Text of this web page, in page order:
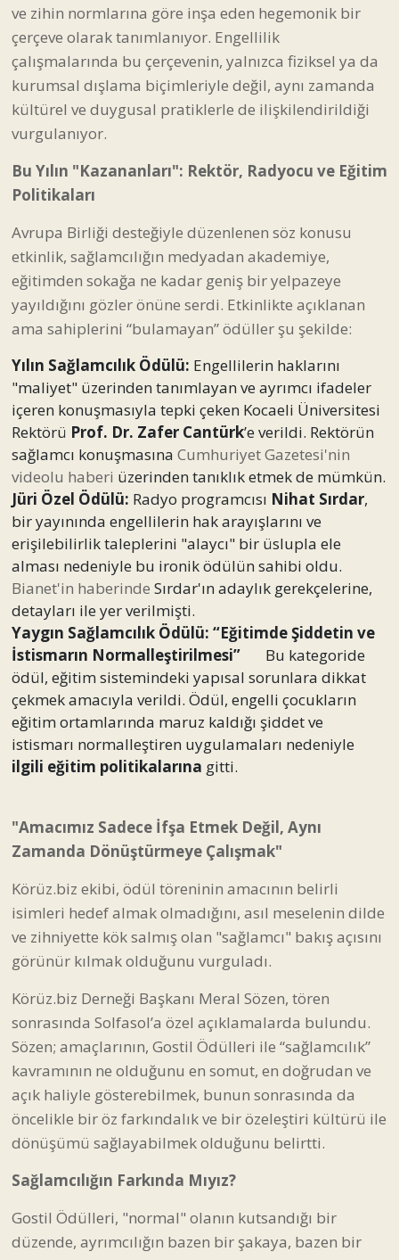
ve zihin normlarına göre inşa eden hegemonik bir
çerçeve olarak tanımlanıyor. Engellilik
çalışmalarında bu çerçevenin, yalnızca fiziksel ya da
kurumsal dışlama biçimleriyle değil, aynı zamanda
kültürel ve duygusal pratiklerle de ilişkilendirildiği
vurgulanıyor.
Bu Yılın "Kazananları": Rektör, Radyocu ve Eğitim
Politikaları
Avrupa Birliği desteğiyle düzenlenen söz konusu
etkinlik, sağlamcılığın medyadan akademiye,
eğitimden sokağa ne kadar geniş bir yelpazeye
yayıldığını gözler önüne serdi. Etkinlikte açıklanan
ama sahiplerini “bulamayan” ödüller şu şekilde:
Yılın Sağlamcılık Ödülü: Engellilerin haklarını
"maliyet" üzerinden tanımlayan ve ayrımcı ifadeler
içeren konuşmasıyla tepki çeken Kocaeli Üniversitesi
Rektörü Prof. Dr. Zafer Cantürk’e verildi. Rektörün
sağlamcı konuşmasına Cumhuriyet Gazetesi'nin
videolu haberi üzerinden tanıklık etmek de mümkün.
Jüri Özel Ödülü: Radyo programcısı Nihat Sırdar,
bir yayınında engellilerin hak arayışlarını ve
erişilebilirlik taleplerini "alaycı" bir üslupla ele
alması nedeniyle bu ironik ödülün sahibi oldu.
Bianet'in haberinde Sırdar'ın adaylık gerekçelerine,
detayları ile yer verilmişti.
Yaygın Sağlamcılık Ödülü: “Eğitimde Şiddetin ve
İstismarın Normalleştirilmesi” Bu kategoride
ödül, eğitim sistemindeki yapısal sorunlara dikkat
çekmek amacıyla verildi. Ödül, engelli çocukların
eğitim ortamlarında maruz kaldığı şiddet ve
istismarı normalleştiren uygulamaları nedeniyle
ilgili eğitim politikalarına gitti.
"Amacımız Sadece İfşa Etmek Değil, Aynı
Zamanda Dönüştürmeye Çalışmak"
Körüz.biz ekibi, ödül töreninin amacının belirli
isimleri hedef almak olmadığını, asıl meselenin dilde
ve zihniyette kök salmış olan "sağlamcı" bakış açısını
görünür kılmak olduğunu vurguladı.
Körüz.biz Derneği Başkanı Meral Sözen, tören
sonrasında Solfasol’a özel açıklamalarda bulundu.
Sözen; amaçlarının, Gostil Ödülleri ile “sağlamcılık”
kavramının ne olduğunu en somut, en doğrudan ve
açık haliyle gösterebilmek, bunun sonrasında da
öncelikle bir öz farkındalık ve bir özeleştiri kültürü ile
dönüşümü sağlayabilmek olduğunu belirtti.
Sağlamcılığın Farkında Mıyız?
Gostil Ödülleri, "normal" olanın kutsandığı bir
düzende, ayrımcılığın bazen bir şakaya, bazen bir